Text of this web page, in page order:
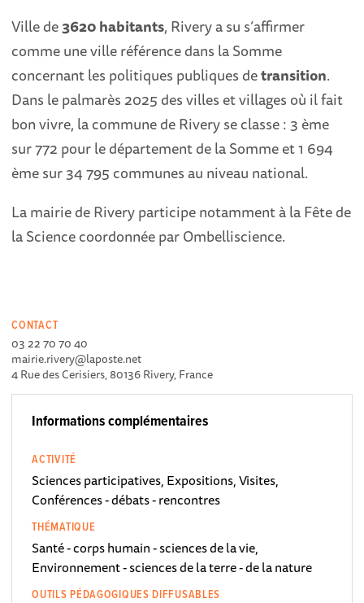
Ville de3620 habitants, Rivery a su s’affirmer
comme une ville référence dans la Somme
concernant les politiques publiques detransition.
Dans le palmarès 2025 des villes et villages où il fait
bon vivre, la commune de Rivery se classe : 3 ème
sur 772 pour le département de la Somme et 1 694
ème sur 34 795 communes au niveau national.
La mairie de Rivery participe notamment à la Fête de
la Science coordonnée par Ombelliscience.
CONTACT
03 22 70 70 40
mairie.rivery@laposte.net
4 Rue des Cerisiers, 80136 Rivery, France
Informations complémentaires
ACTIVITÉ
Sciences participatives, Expositions, Visites,
Conférences - débats - rencontres
THÉMATIQUE
Santé - corps humain - sciences de la vie,
Environnement - sciences de la terre - de la nature
OUTILS PÉDAGOGIQUES DIFFUSABLES